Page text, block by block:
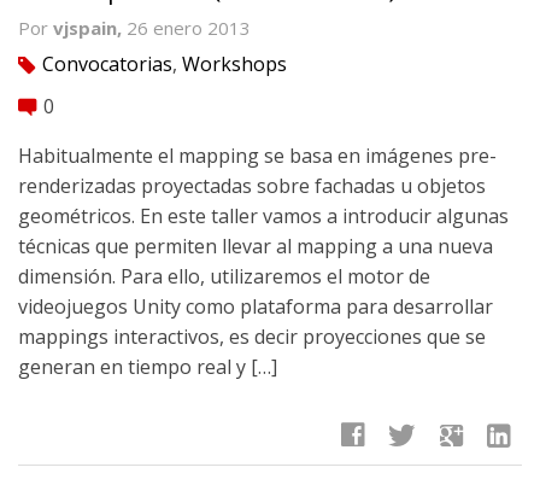
Por vjspain, 26 enero 2013
tag Convocatorias, Workshops
comment 0
Habitualmente el mapping se basa en imágenes pre-
renderizadas proyectadas sobre fachadas u objetos
geométricos. En este taller vamos a introducir algunas
técnicas que permiten llevar al mapping a una nueva
dimensión. Para ello, utilizaremos el motor de
videojuegos Unity como plataforma para desarrollar
mappings interactivos, es decir proyecciones que se
generan en tiempo real y […]
facebook twitter google linkedin